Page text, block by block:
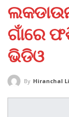
ଗାଁରେ
ଭିଡିଓ
By Hiranchal